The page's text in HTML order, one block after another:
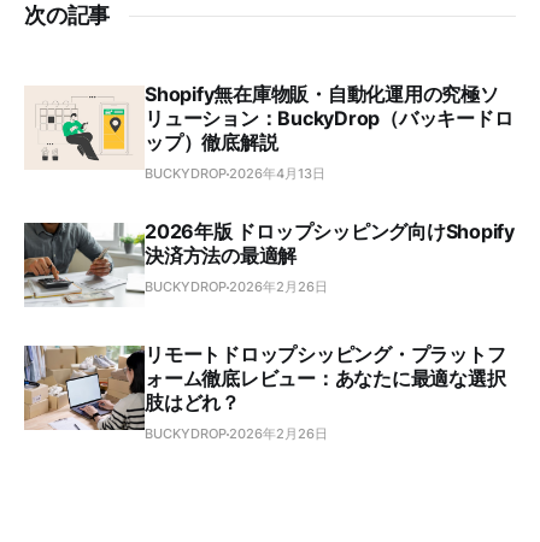
次の記事
Shopify無在庫物販・自動化運用の究極ソ
リューション：BuckyDrop（バッキードロ
ップ）徹底解説
BUCKYDROP 2026年4月13日
2026年版 ドロップシッピング向けShopify
決済方法の最適解
BUCKYDROP 2026年2月26日
リモートドロップシッピング・プラットフ
ォーム徹底レビュー：あなたに最適な選択
肢はどれ？
BUCKYDROP 2026年2月26日